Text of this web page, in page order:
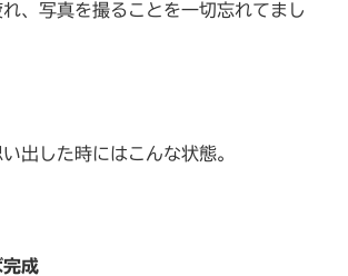
、写真を撮ることを一切忘れてまし
出した時にはこんな状態。
完成